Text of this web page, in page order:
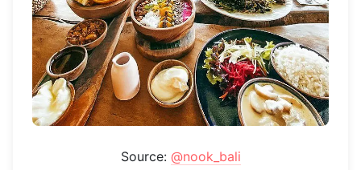
Source: @nook_bali